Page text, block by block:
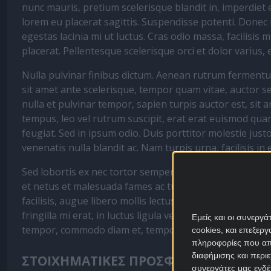
Εμείς και οι
cookies, και
πληροφορίες που
διαφήμισης και
συνεργάτες μας
nunc mauris, pretium scelerisque blandit in,
lorem eu placerat sagittis. Suspendisse potenti.
egestas lacinia mi ut luctus. Cras odio massa, facilisis
placerat. Pellentesque scelerisque orci et dolor varius,
Nulla pulvinar finibus dictum. Aenean rutrum
sit amet ante scelerisque, tempor quam vitae, auctor
nulla et pulvinar tempor, sapien turpis auctor est, sit
tempus, leo vel rutrum suscipit, erat erat euismod
feugiat. Sed in ipsum odio. Duis porttitor molestie
venenatis nulla blandit ac. Nam turpis urna, facilisis
Sed lobortis ex nec tortor semper auctor.
et netus et malesuada fames ac turpis egestas. Ut
facilisis, augue libero mollis lectus, vel dignissim sem
fringilla mi erat, in luctus ligula vestibulum vitae.
tempor, commodo diam et, tempor nibh.
ΣΤΟΙΧΗΜΑΤΙΚΕΣ ΠΡΟΣΦΟΡΕΣ *